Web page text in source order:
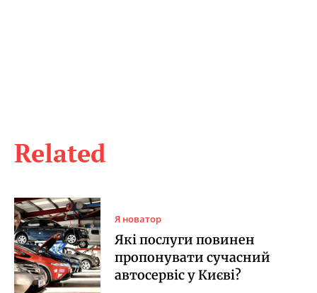
Related
Я новатор
Які послуги повинен
пропонувати сучасний
автосервіс у Києві?